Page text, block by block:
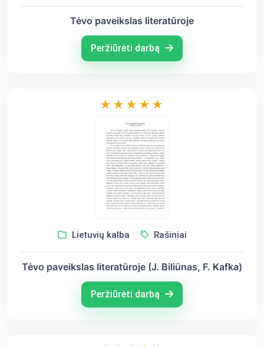
Tėvo paveikslas literatūroje
Peržiūrėti darbą
Lietuvių kalba Rašiniai
Tėvo paveikslas literatūroje (J. Biliūnas, F. Kafka)
Peržiūrėti darbą